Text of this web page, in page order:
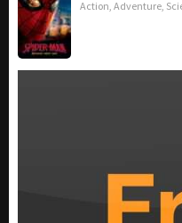
Action Adventure